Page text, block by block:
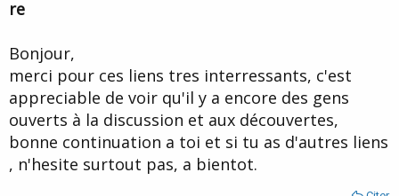
re
Bonjour,
merci pour ces liens tres interressants, c'est
appreciable de voir qu'il y a encore des gens
ouverts à la discussion et aux découvertes,
bonne continuation a toi et si tu as d'autres liens
, n'hesite surtout pas, a bientot.